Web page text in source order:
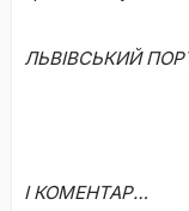
ЛЬВІВСЬКИЙ
І КОМЕНТАР…